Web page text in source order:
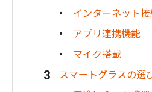
インターネット
アプリ連携機能
マイク搭載
スマートグラスの選